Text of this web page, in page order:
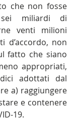
che non fosse
miliardi di
venti milioni
d’accordo, non
fatto che siano
appropriati,
adottati dal
a) raggiungere
e contenere
19.